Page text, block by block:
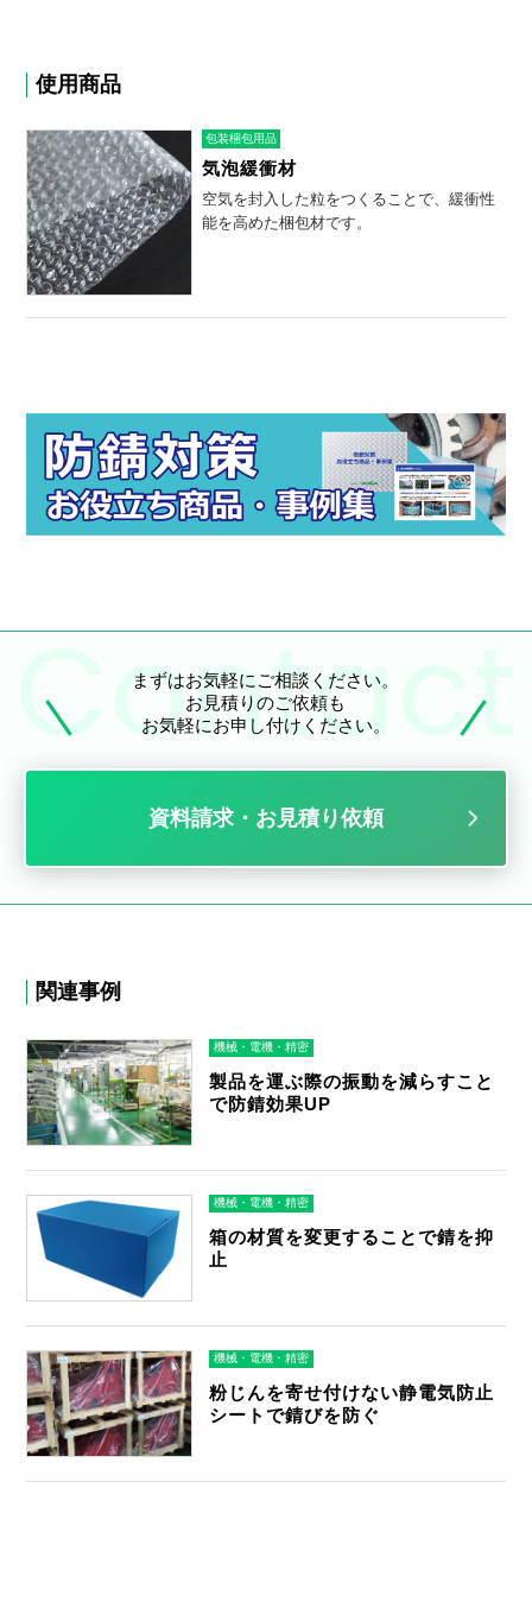
使用商品
包装梱包用品
気泡緩衝材
空気を封入した粒をつくることで、緩衝性
能を高めた梱包材です。
まずはお気軽にご相談ください。
お見積りのご依頼も
お気軽にお申し付けください。
資料請求・お見積り依頼
関連事例
機械・電機・精密
製品を運ぶ際の振動を減らすこと
で防錆効果UP
機械・電機・精密
箱の材質を変更することで錆を抑
止
機械・電機・精密
粉じんを寄せ付けない静電気防止
シートで錆びを防ぐ